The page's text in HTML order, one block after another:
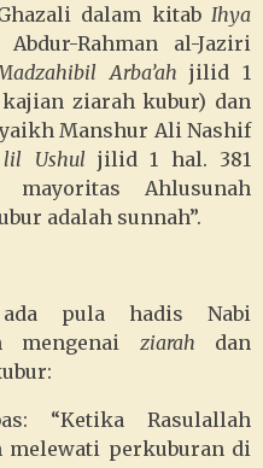
dalam kitab Ihya
Rahman al-Jaziri
Arba’ahjilid 1
ziarah kubur) dan
Manshur Ali Nashif
Ushul jilid 1 hal. 381
Ahlusunah
adalah sunnah”.
pula hadis Nabi
mengenai ziarah dan
“Ketika Rasulallah
melewati perkuburan di